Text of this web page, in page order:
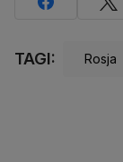
TAGI: Rosja